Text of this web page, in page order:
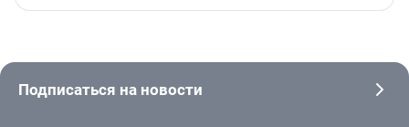
Подписаться на новости